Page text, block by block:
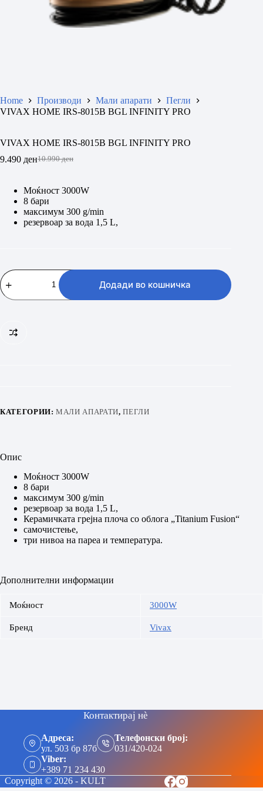
Home Производи Мали апарати
Пегли
VIVAX HOME IRS-8015B BGL INFINITY PRO
VIVAX HOME IRS-8015B BGL INFINITY PRO
10.990ден
Original
was:
10.990 ден.
9.490 денCurrent
is:
9.490 ден.
Моќност 3000W
8 бари
максимум 300 g/min
резервоар за вода 1,5 L,
VIVAX
HOME
IRS-
PRO
Додади во кошничка
КАТЕГОРИИ:МАЛИ АПАРАТИ,ПЕГЛИ
Опис
Моќност 3000W
8 бари
максимум 300 g/min
резервоар за вода 1,5 L,
Керамичката грејна плоча со облога „Titanium Fusion“
самочистење,
три нивоа на пареа и температура.
Дополнителни информации
Моќност 3000W
Бренд Vivax
Контактирај нè
Адреса:
ул. 503 бр 87б
Телефонски број:
031/420-024
Viber:
+389 71 234 430
Copyright © 2026 - KULT